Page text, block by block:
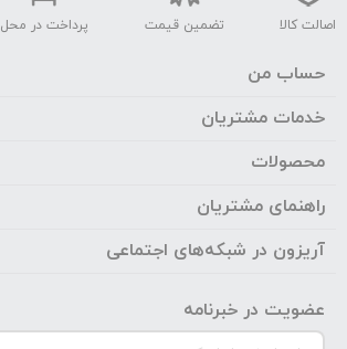
اصالت کالا تضمین قیمت پرداخت در محل
حساب من
خدمات مشتریان
محصولات
راهنمای مشتریان
آریزون در شبکه‌های اجتماعی
عضویت در خبرنامه